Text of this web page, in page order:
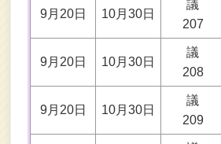
9月20日 10月30日
議
207
9月20日 10月30日
議
208
9月20日 10月30日
議
209